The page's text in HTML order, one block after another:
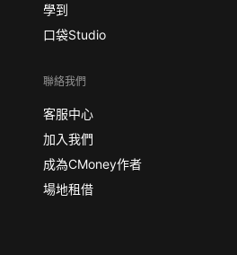
學到
口袋Studio
聯絡我們
客服中心
加入我們
成為CMoney作者
場地租借